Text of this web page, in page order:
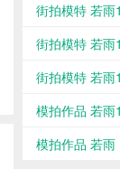
街拍模特 若雨
街拍模特 若雨
街拍模特 若雨
模拍作品 若雨
模拍作品 若雨